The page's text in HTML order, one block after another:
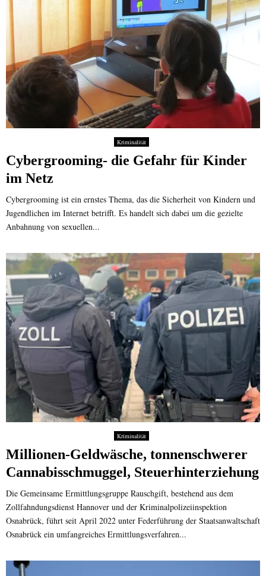
Kriminalität
Cybergrooming- die Gefahr für Kinder
im Netz
Cybergrooming ist ein ernstes Thema, das die Sicherheit von Kindern und
Jugendlichen im Internet betrifft. Es handelt sich dabei um die gezielte
Anbahnung von sexuellen...
Kriminalität
Millionen-Geldwäsche, tonnenschwerer
Cannabisschmuggel, Steuerhinterziehung
Die Gemeinsame Ermittlungsgruppe Rauschgift, bestehend aus dem
Zollfahndungsdienst Hannover und der Kriminalpolizeiinspektion
Osnabrück, führt seit April 2022 unter Federführung der Staatsanwaltschaft
Osnabrück ein umfangreiches Ermittlungsverfahren...